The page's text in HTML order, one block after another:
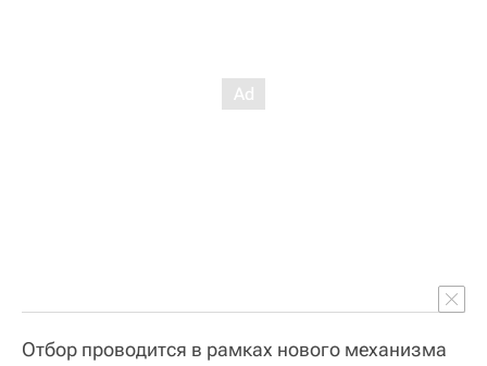
Отбор проводится в рамках нового механизма